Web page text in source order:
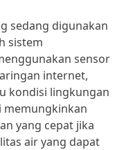
sedang digunakan
sistem
sensor
internet,
kondisi lingkungan
memungkinkan
yang cepat jika
air yang dapat